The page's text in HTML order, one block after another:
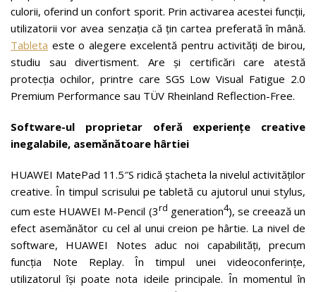
culorii, oferind un confort sporit. Prin activarea acestei funcții,
utilizatorii vor avea senzația că țin cartea preferată în mână.
Tableta este o alegere excelentă pentru activități de birou,
studiu sau divertisment. Are și certificări care atestă
protecția ochilor, printre care SGS Low Visual Fatigue 2.0
Premium Performance sau TÜV Rheinland Reflection-Free.
Software-ul proprietar oferă experiențe creative
inegalabile, asemănătoare hârtiei
HUAWEI MatePad 11.5″S ridică ștacheta la nivelul activităților
creative. În timpul scrisului pe tabletă cu ajutorul unui stylus,
cum este HUAWEI M-Pencil (3rd generation4), se creează un
efect asemănător cu cel al unui creion pe hârtie. La nivel de
software, HUAWEI Notes aduc noi capabilități, precum
funcția Note Replay. În timpul unei videoconferințe,
utilizatorul își poate nota ideile principale. În momentul în